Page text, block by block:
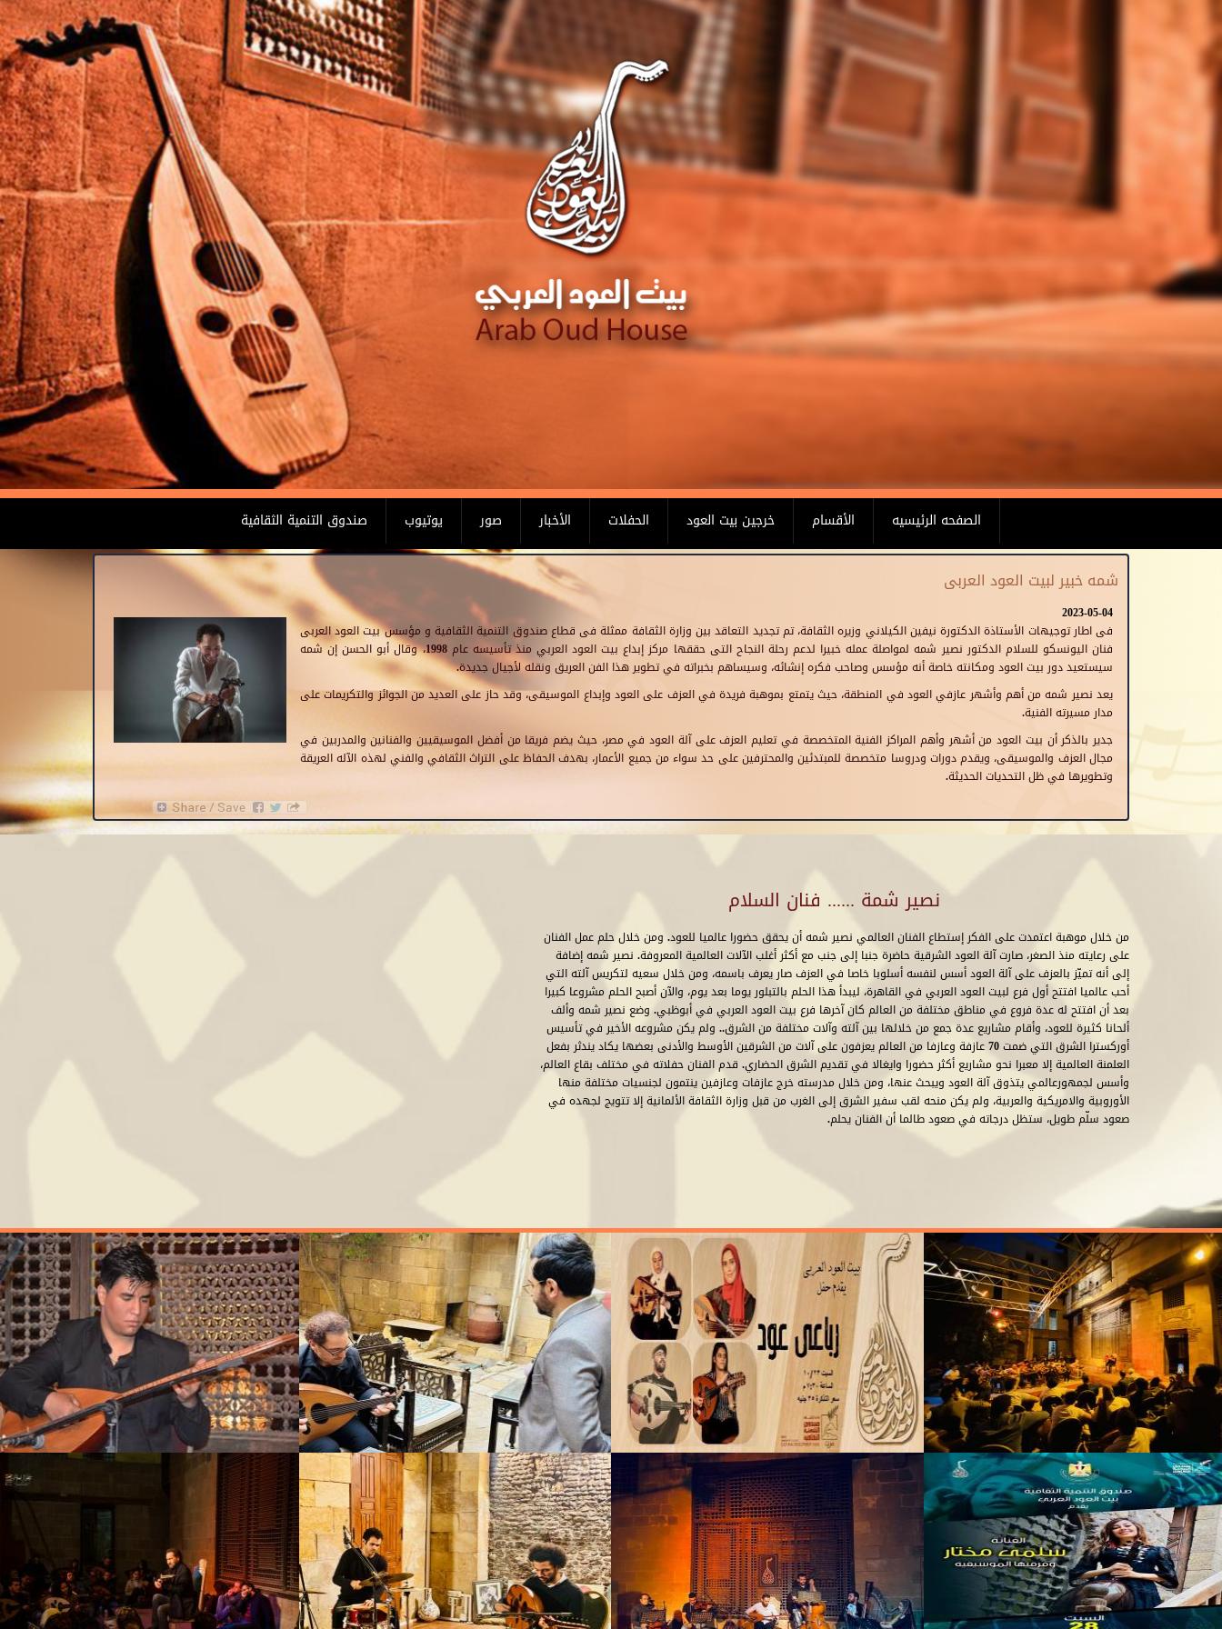
صندوق التنمية الثقافية يوتيوب صور الأخبار الحفلات خرجين بيت العود الأقسام الصفحه الرئيسيه
شمه خبير لبيت العود العربى
2023-05-04
فى اطار توجيهات الأستاذة الدكتورة نيفين الكيلاني وزيره الثقافة، تم تجديد التعاقد بين وزارة الثقافة ممثلة فى قطاع صندوق التنمية الثقافية و مؤسس بيت العود العربى
فنان اليونسكو للسلام الدكتور نصير شمه لمواصلة عمله خبيرا لدعم رحلة النجاح التى حققها مركز إبداع بيت العود العربي منذ تأسيسه عام 1998، وقال أبو الحسن إن شمه
سيستعيد دور بيت العود ومكانته خاصة أنه مؤسس وصاحب فكره إنشائه، وسيساهم بخبراته في تطوير هذا الفن العريق ونقله لأجيال جديدة.
يعد نصير شمه من أهم وأشهر عازفي العود في المنطقة، حيث يتمتع بموهبة فريدة في العزف على العود وإبداع الموسيقى، وقد حاز على العديد من الجوائز والتكريمات على
مدار مسيرته الفنية.
جدير بالذكر أن بيت العود من أشهر وأهم المراكز الفنية المتخصصة في تعليم العزف على آلة العود في مصر، حيث يضم فريقا من أفضل الموسيقيين والفنانين والمدربين في
مجال العزف والموسيقى، ويقدم دورات ودروسا متخصصة للمبتدئين والمحترفين على حد سواء من جميع الأعمار، بهدف الحفاظ على التراث الثقافي والفني لهذه الآله العريقة
وتطويرها في ظل التحديات الحديثة.
نصير شمة ...... فنان السلام
من خلال موهبة اعتمدت على الفكر إستطاع الفنان العالمي نصير شمه أن يحقق حضورا عالميا للعود. ومن خلال حلم عمل الفنان
على رعايته منذ الصغر، صارت آلة العود الشرقية حاضرة جنبا إلى جنب مع أكثر أغلب الآلات العالمية المعروفة. نصير شمه إضافة
إلى أنه تميّز بالعزف على آلة العود أسس لنفسه أسلوبا خاصا في العزف صار يعرف باسمه، ومن خلال سعيه لتكريس آلته التي
أحب عالميا افتتح أول فرع لبيت العود العربي في القاهرة، ليبدأ هذا الحلم بالتبلور يوما بعد يوم، والآن أصبح الحلم مشروعا كبيرا
بعد أن افتتح له عدة فروع في مناطق مختلفة من العالم كان آخرها فرع بيت العود العربي في أبوظبي. وضع نصير شمه وألف
ألحانا كثيرة للعود، وأقام مشاريع عدة جمع من خلالها بين آلته وآلات مختلفة من الشرق.. ولم يكن مشروعه الأخير في تأسيس
أوركسترا الشرق التي ضمت 70 عازفة وعازفا من العالم يعزفون على آلات من الشرقين الأوسط والأدنى بعضها يكاد يندثر بفعل
العلمنة العالمية إلا معبرا نحو مشاريع أكثر حضورا وايغالا في تقديم الشرق الحضاري. قدم الفنان حفلاته في مختلف بقاع العالم،
وأسس لجمهورعالمي يتذوق آلة العود ويبحث عنها، ومن خلال مدرسته خرج عازفات وعازفين ينتمون لجنسيات مختلفة منها
الأوروبية والامريكية والعربية، ولم يكن منحه لقب سفير الشرق إلى الغرب من قبل وزارة الثقافة الألمانية إلا تتويج لجهده في
صعود سلّم طويل، ستظل درجاته في صعود طالما أن الفنان يحلم.